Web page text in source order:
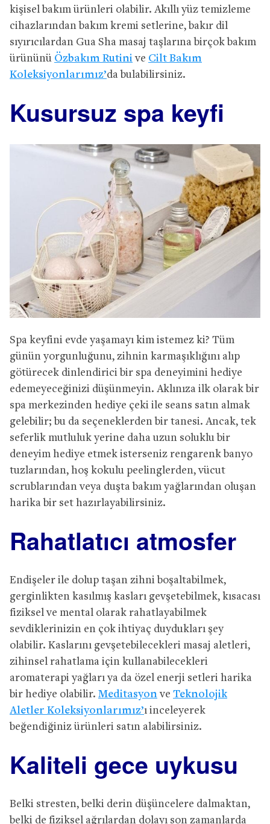
kişisel bakım ürünleri olabilir. Akıllı yüz temizleme
cihazlarından bakım kremi setlerine, bakır dil
sıyırıcılardan Gua Sha masaj taşlarına birçok bakım
ürününü Özbakım Rutinive Cilt Bakım
Koleksiyonlarımız’da bulabilirsiniz.
Kusursuz spa keyfi
Spa keyfini evde yaşamayı kim istemez ki? Tüm
günün yorgunluğunu, zihnin karmaşıklığını alıp
götürecek dinlendirici bir spa deneyimini hediye
edemeyeceğinizi düşünmeyin. Aklınıza ilk olarak bir
spa merkezinden hediye çeki ile seans satın almak
gelebilir; bu da seçeneklerden bir tanesi. Ancak, tek
seferlik mutluluk yerine daha uzun soluklu bir
deneyim hediye etmek isterseniz rengarenk banyo
tuzlarından, hoş kokulu peelinglerden, vücut
scrublarından veya duşta bakım yağlarından oluşan
harika bir set hazırlayabilirsiniz.
Rahatlatıcı atmosfer
Endişeler ile dolup taşan zihni boşaltabilmek,
gerginlikten kasılmış kasları gevşetebilmek, kısacası
fiziksel ve mental olarak rahatlayabilmek
sevdiklerinizin en çok ihtiyaç duydukları şey
olabilir. Kaslarını gevşetebilecekleri masaj aletleri,
zihinsel rahatlama için kullanabilecekleri
aromaterapi yağları ya da özel enerji setleri harika
bir hediye olabilir. Meditasyonve Teknolojik
Aletler Koleksiyonlarımız’ı inceleyerek
beğendiğiniz ürünleri satın alabilirsiniz.
Kaliteli gece uykusu
Belki stresten, belki derin düşüncelere dalmaktan,
belki de fiziksel ağrılardan dolayı son zamanlarda